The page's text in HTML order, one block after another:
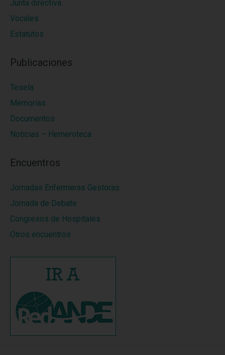
Junta directiva
Vocales
Estatutos
Publicaciones
Tesela
Memorias
Documentos
Noticias – Hemeroteca
Encuentros
Jornadas Enfermeras Gestoras
Jornada de Debate
Congresos de Hospitales
Otros encuentros